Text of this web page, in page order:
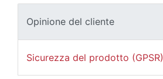
Opinione del cliente
Sicurezza del prodotto (GPSR)